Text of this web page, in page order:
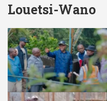
Louetsi-Wano